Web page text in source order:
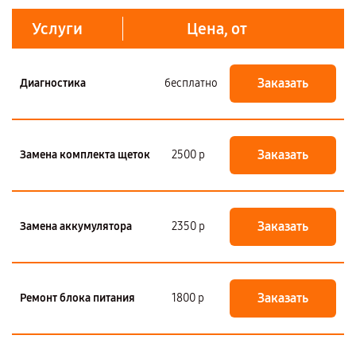
Услуги Цена, от
Диагностика бесплатно Заказать
Замена комплекта щеток 2500 р Заказать
Замена аккумулятора 2350 р Заказать
Ремонт блока питания 1800 р Заказать